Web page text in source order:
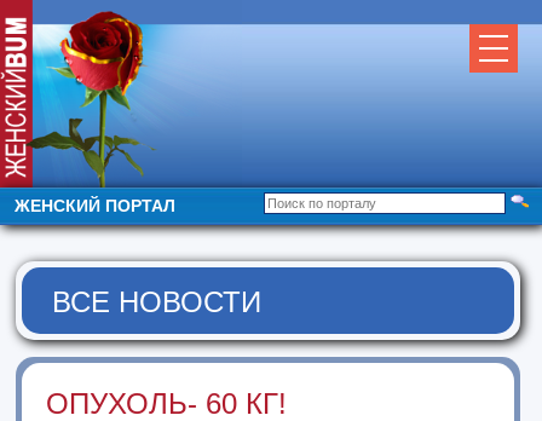
ЖЕНСКИЙ ПОРТАЛ
ВСЕ НОВОСТИ
ОПУХОЛЬ- 60 КГ!